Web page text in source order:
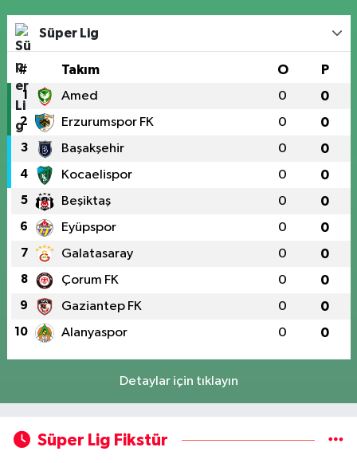
Süper Lig
# Takım O P
1 Amed 0 0
2 Erzurumspor FK 0 0
3 Başakşehir 0 0
4 Kocaelispor 0 0
5 Beşiktaş 0 0
6 Eyüpspor 0 0
7 Galatasaray 0 0
8 Çorum FK 0 0
9 Gaziantep FK 0 0
10 Alanyaspor 0 0
Detaylar için tıklayın
Süper Lig Fikstür